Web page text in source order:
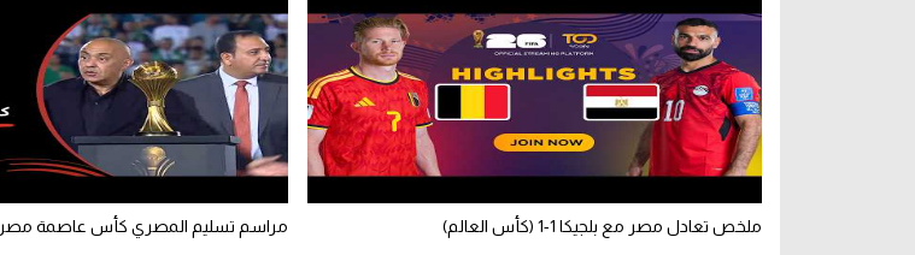
ملخص تعادل مصر مع بلجيكا 1-1 (كأس العالم) مراسم تسليم المصري كأس عاصمة مصر 2026